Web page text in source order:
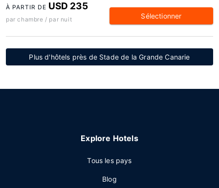
À PARTIR DE USD 235
par chambre / par nuit Sélectionner
Plus d'hôtels près de Stade de la Grande Canarie
Explore Hotels
Tous les pays
Blog